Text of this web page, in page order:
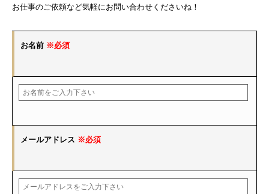
お仕事のご依頼など気軽にお問い合わせくださいね！
お名前 ※必須
メールアドレス ※必須